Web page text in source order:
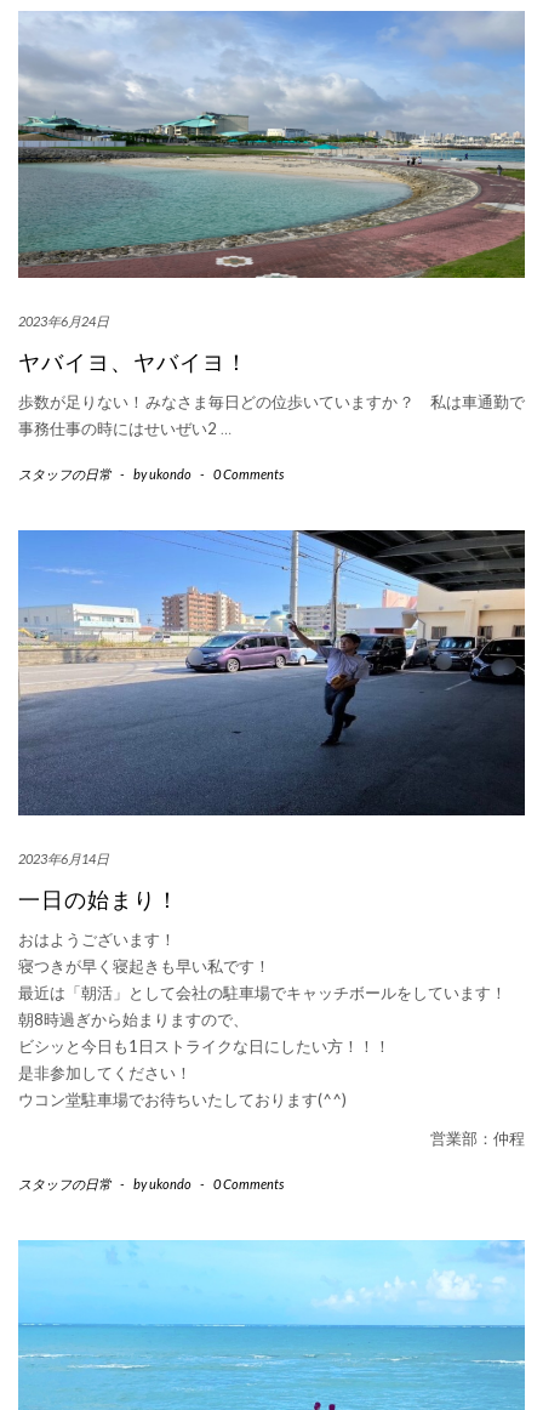
2023年6月24日
ヤバイヨ、ヤバイヨ！
歩数が足りない！みなさま毎日どの位歩いていますか？ 私は車通勤で
事務仕事の時にはせいぜい2 …
スタッフの日常 - byukondo - 0 Comments
2023年6月14日
一日の始まり！
おはようございます！
寝つきが早く寝起きも早い私です！
最近は「朝活」として会社の駐車場でキャッチボールをしています！
朝8時過ぎから始まりますので、
ビシッと今日も1日ストライクな日にしたい方！！！
是非参加してください！
ウコン堂駐車場でお待ちいたしております(^^)
営業部：仲程
スタッフの日常 - byukondo - 0 Comments